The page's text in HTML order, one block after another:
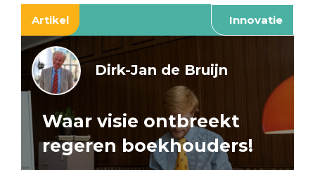
Artikel Innovatie
Dirk-Jan de Bruijn
Waar visie ontbreekt
regeren boekhouders!